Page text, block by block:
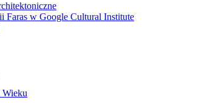
Faras w Google Cultural Institute